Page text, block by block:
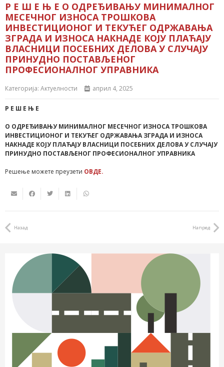
Р Е Ш Е Њ Е О ОДРЕЂИВАЊУ МИНИМАЛНОГ
МЕСЕЧНОГ ИЗНОСА ТРОШКОВА
ИНВЕСТИЦИОНОГ И ТЕКУЋЕГ ОДРЖАВАЊА
ЗГРАДА И ИЗНОСА НАКНАДЕ КОЈУ ПЛАЋАЈУ
ВЛАСНИЦИ ПОСЕБНИХ ДЕЛОВА У СЛУЧАЈУ
ПРИНУДНО ПОСТАВЉЕНОГ
ПРОФЕСИОНАЛНОГ УПРАВНИКА
Категорија: Актуелности април 4, 2025
Р Е Ш Е Њ Е
О ОДРЕЂИВАЊУ МИНИМАЛНОГ МЕСЕЧНОГ ИЗНОСА ТРОШКОВА
ИНВЕСТИЦИОНОГ И ТЕКУЋЕГ ОДРЖАВАЊА ЗГРАДА И ИЗНОСА
НАКНАДЕ КОЈУ ПЛАЋАЈУ ВЛАСНИЦИ ПОСЕБНИХ ДЕЛОВА У СЛУЧАЈУ
ПРИНУДНО ПОСТАВЉЕНОГ ПРОФЕСИОНАЛНОГ УПРАВНИКА
Решење можете преузети ОВДЕ.
Назад Напред